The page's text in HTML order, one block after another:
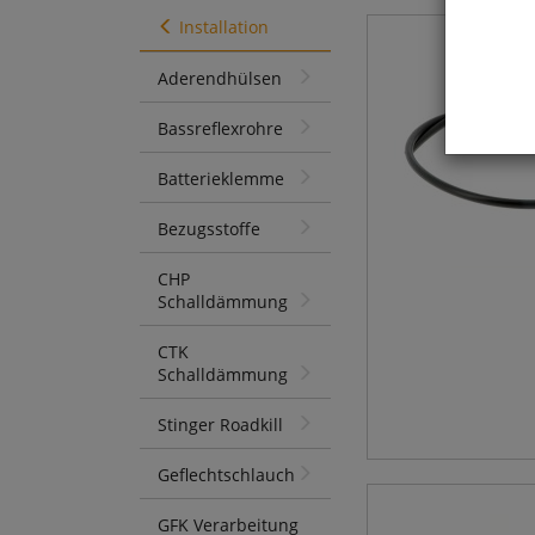
Installation
Aderendhülsen
Bassreflexrohre
Batterieklemme
Bezugsstoffe
CHP
Schalldämmung
CTK
Schalldämmung
Stinger Roadkill
Geflechtschlauch
GFK Verarbeitung